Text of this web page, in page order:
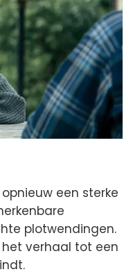
een sterke
plotwendingen.
verhaal tot een